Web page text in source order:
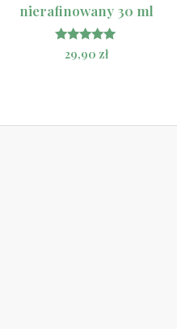
nierafinowany 30 ml
Oceniono
5.00
29,90 zł